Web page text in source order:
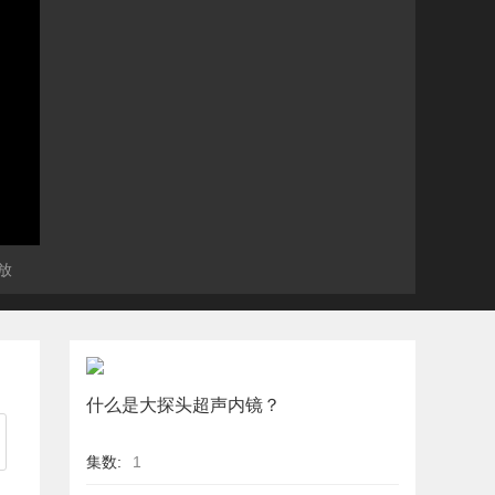
什么是大探头超声内镜？
集数: 1